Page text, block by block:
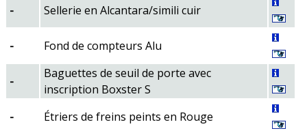
- Sellerie en Alcantara/simili cuir
- Fond de compteurs Alu
-
Baguettes de seuil de porte avec
inscription Boxster S
-
Étriers de freins peints en Rouge